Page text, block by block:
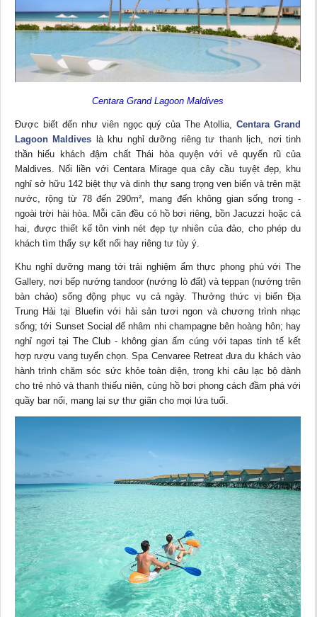
Centara Grand Lagoon Maldives
Được biết đến như viên ngọc quý của The Atollia,Centara Grand
Lagoon Maldives là khu nghỉ dưỡng riêng tư thanh lịch, nơi tinh
thần hiếu khách đậm chất Thái hòa quyện với vẻ quyến rũ của
Maldives. Nối liền với Centara Mirage qua cây cầu tuyệt đẹp, khu
nghỉ sở hữu 142 biệt thự và dinh thự sang trọng ven biển và trên mặt
nước, rộng từ 78 đến 290m², mang đến không gian sống trong -
ngoài trời hài hòa. Mỗi căn đều có hồ bơi riêng, bồn Jacuzzi hoặc cả
hai, được thiết kế tôn vinh nét đẹp tự nhiên của đảo, cho phép du
khách tìm thấy sự kết nối hay riêng tư tùy ý.
Khu nghỉ dưỡng mang tới trải nghiệm ẩm thực phong phú với The
Gallery, nơi bếp nướng tandoor (nướng lò đất) và teppan (nướng trên
bàn chảo) sống động phục vụ cả ngày. Thưởng thức vị biển Địa
Trung Hải tại Bluefin với hải sản tươi ngon và chương trình nhạc
sống; tới Sunset Social để nhâm nhi champagne bên hoàng hôn; hay
nghỉ ngơi tại The Club - không gian ấm cúng với tapas tinh tế kết
hợp rượu vang tuyển chọn. Spa Cenvaree Retreat đưa du khách vào
hành trình chăm sóc sức khỏe toàn diện, trong khi câu lạc bộ dành
cho trẻ nhỏ và thanh thiếu niên, cùng hồ bơi phong cách đầm phá với
quầy bar nổi, mang lại sự thư giãn cho mọi lứa tuổi.